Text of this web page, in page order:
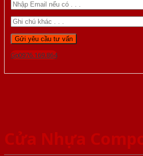
Gọi 0976.169.864
Cửa Nhựa